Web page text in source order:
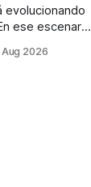
evolucionando
ese escenario
digital capaz
2026